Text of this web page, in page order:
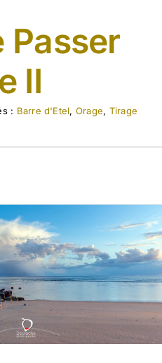
Passer
II
: Barre d'Etel, Orage, Tirage
Laisse